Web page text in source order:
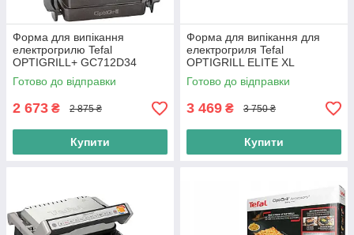
Форма для випікання
електрогрилю Tefal
OPTIGRILL+ GC712D34
(XA725870)
Готово до відправки
2 673 ₴ 2 875 ₴
Купити
Форма для випікання для
електрогриля Tefal
OPTIGRILL ELITE XL
(XA727810) Оригінал
Готово до відправки
3 469 ₴ 3 750 ₴
Купити